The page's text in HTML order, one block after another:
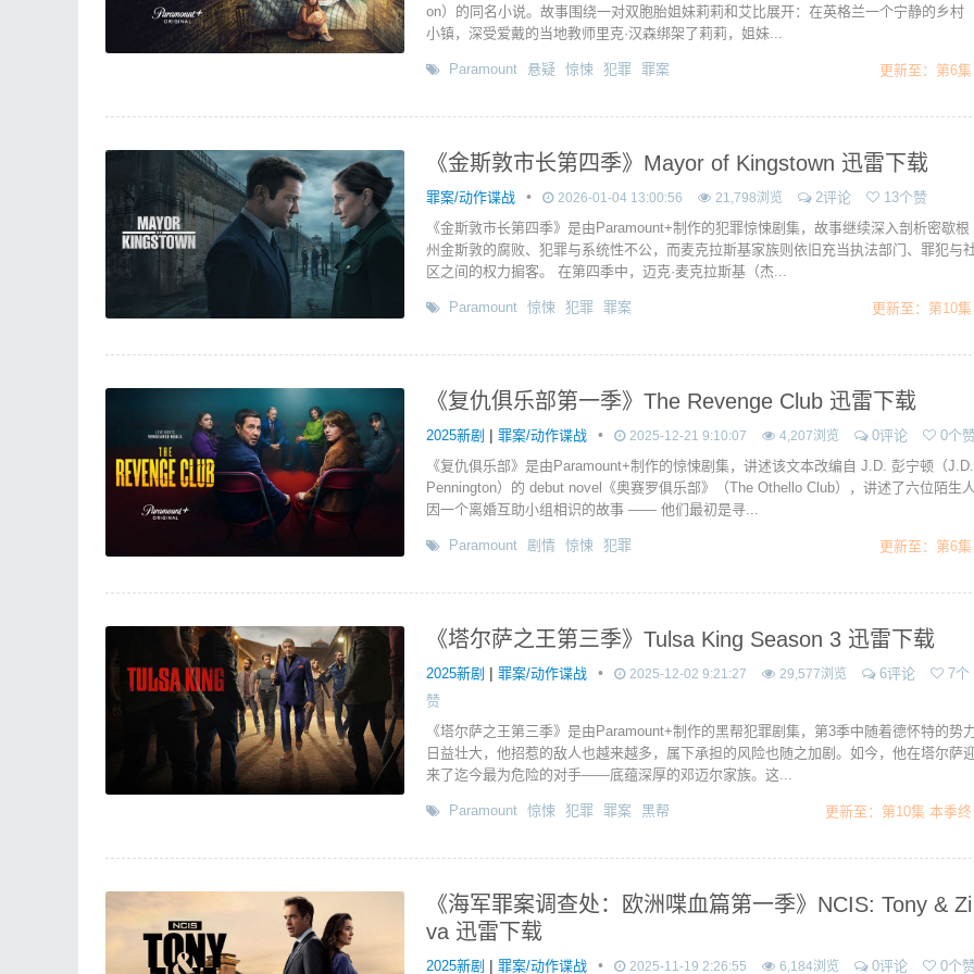
on）的同名小说。故事围绕一对双胞胎姐妹莉莉和艾比展开：在英格兰一个宁静的乡村
小镇，深受爱戴的当地教师里克·汉森绑架了莉莉，姐妹...
Paramount 悬疑 惊悚 犯罪 罪案 更新至：第6集
《金斯敦市长第四季》Mayor of Kingstown 迅雷下载
罪案/动作谍战 • 2026-01-04 13:00:56 21,798浏览 2评论
13个赞
《金斯敦市长第四季》是由Paramount+制作的犯罪惊悚剧集，故事继续深入剖析密歇根
州金斯敦的腐败、犯罪与系统性不公，而麦克拉斯基家族则依旧充当执法部门、罪犯与
区之间的权力掮客。 在第四季中，迈克·麦克拉斯基（杰...
Paramount 惊悚 犯罪 罪案 更新至：第10集
《复仇俱乐部第一季》The Revenge Club 迅雷下载
2025新剧 | 罪案/动作谍战 • 2025-12-21 9:10:07 4,207浏览 0评论
0个
《复仇俱乐部》是由Paramount+制作的惊悚剧集，讲述该文本改编自 J.D. 彭宁顿（J.D.
Pennington）的 debut novel《奥赛罗俱乐部》（The Othello Club），讲述了六位陌生
因一个离婚互助小组相识的故事 —— 他们最初是寻...
Paramount 剧情 惊悚 犯罪 更新至：第6集
《塔尔萨之王第三季》Tulsa King Season 3 迅雷下载
2025新剧 | 罪案/动作谍战 • 2025-12-02 9:21:27 29,577浏览 6评论
7个
赞
《塔尔萨之王第三季》是由Paramount+制作的黑帮犯罪剧集，第3季中随着德怀特的势
日益壮大，他招惹的敌人也越来越多，属下承担的风险也随之加剧。如今，他在塔尔萨
来了迄今最为危险的对手——底蕴深厚的邓迈尔家族。这...
Paramount 惊悚 犯罪 罪案 黑帮 更新至：第10集 本季终
《海军罪案调查处：欧洲喋血篇第一季》NCIS: Tony & Zi
va 迅雷下载
2025新剧 | 罪案/动作谍战 • 2025-11-19 2:26:55 6,184浏览 0评论 0个